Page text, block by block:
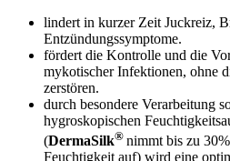
lindert in kurzer Zeit Juckreiz,
Entzündungssymptome.
fördert die Kontrolle und die
mykotischer Infektionen, ohne
zerstören.
durch besondere Verarbeitung
hygroskopischen
(DermaSilk® nimmt bis zu
Feuchtigkeit auf) wird eine